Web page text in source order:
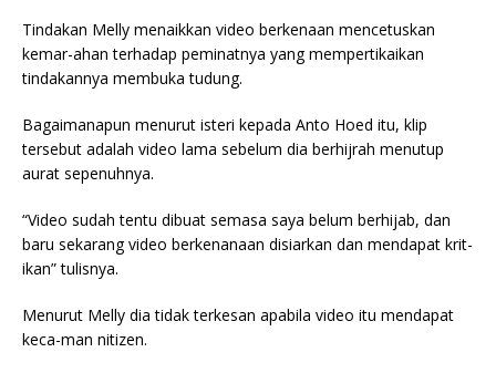
Tindakan Melly menaikkan video berkenaan mencetuskan
kemar-ahan terhadap peminatnya yang mempertikaikan
tindakannya membuka tudung.
Bagaimanapun menurut isteri kepada Anto Hoed itu, klip
tersebut adalah video lama sebelum dia berhijrah menutup
aurat sepenuhnya.
“Video sudah tentu dibuat semasa saya belum berhijab, dan
baru sekarang video berkenanaan disiarkan dan mendapat krit-
ikan” tulisnya.
Menurut Melly dia tidak terkesan apabila video itu mendapat
keca-man nitizen.